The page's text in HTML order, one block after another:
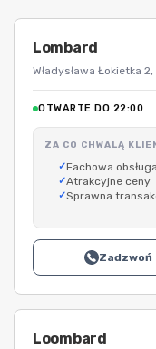
Lombard
Władysława Łokietka
OTWARTE DO 22:00
ZA CO CHWALĄ
Fachowa obsługa
Atrakcyjne ceny
Sprawna
Zadzwoń
Loombard